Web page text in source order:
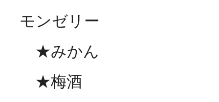
モンゼリー
★みかん
★梅酒